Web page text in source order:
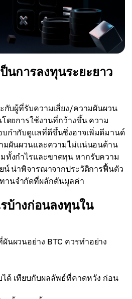
นการลงทุนระยะยาว
กับผู้ที่รับความเสี่ยง/ความผันผวน
ดยการใช้งานที่กว้างขึ้น ความ
บกำกับดูแลที่ดีขึ้นซึ่งอาจเพิ่มดีมานด์
มผันผวนและความไม่แน่นอนด้าน
ทั้งกำไรและขาดทุน หากรับความ
น์ น่าพิจารณาจากประวัติการฟื้นตัว
านจำกัดที่ผลักดันมูลค่า
บ้างก่อนลงทุนใน
นผวนอย่าง BTC ควรทำอย่าง
ได้ เทียบกับผลลัพธ์ที่คาดหวัง ก่อน